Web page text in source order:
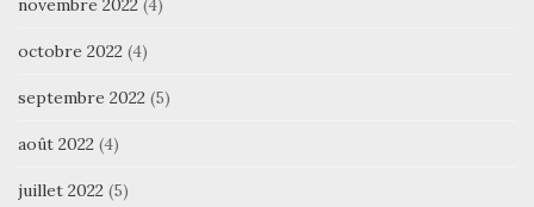
novembre 2022 (4)
octobre 2022 (4)
septembre 2022 (5)
août 2022 (4)
juillet 2022 (5)